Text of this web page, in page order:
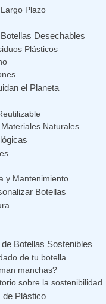
Plazo
Desechables
Plásticos
el Planeta
Naturales
y Mantenimiento
Botellas
Botellas Sostenibles
de tu botella
manchas?
sobre la sostenibilidad
de Plástico